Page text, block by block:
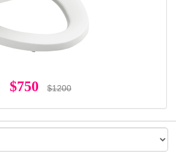
$750 $1200